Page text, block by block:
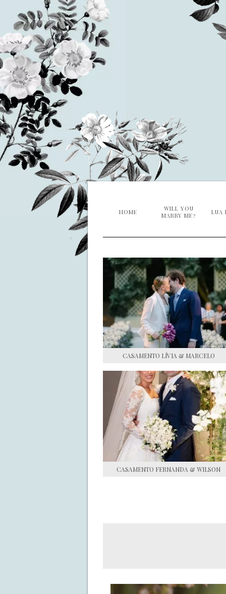
HOME
WILL YOU
MARRY ME?
LUA
CASAMENTO LÍVIA & MARCELO
CASAMENTO FERNANDA & WILSON